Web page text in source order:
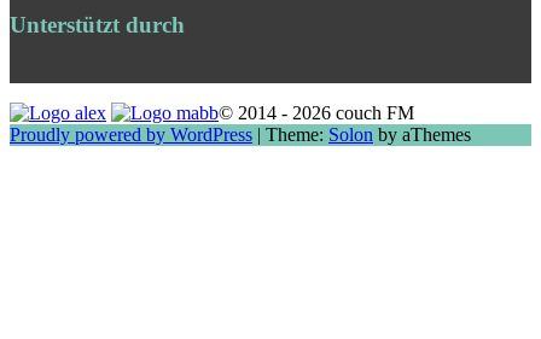
Unterstützt durch
© 2014 - 2026 couch FM
Proudly powered by WordPress | Theme: Solon by aThemes